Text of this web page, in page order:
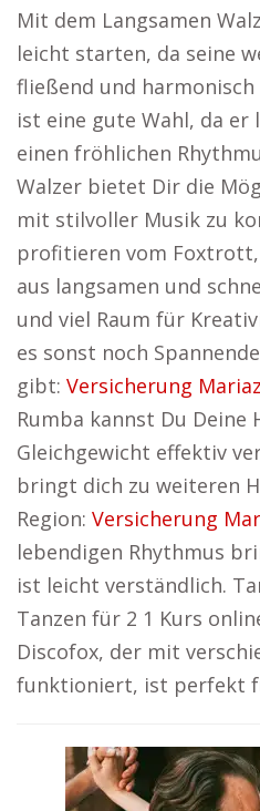
Mit dem Langsamen
leicht starten, da seine
fließend und harmonisch
ist eine gute Wahl, da
einen fröhlichen
Walzer bietet Dir die
mit stilvoller Musik zu
profitieren vom
aus langsamen und
und viel Raum für
es sonst noch
gibt: Versicherung
Rumba kannst Du Deine
Gleichgewicht effektiv
bringt dich zu weiteren
Region: Versicherung
lebendigen Rhythmus
ist leicht verständlich.
Tanzen für 2 1 Kurs
Discofox, der mit
funktioniert, ist perfekt